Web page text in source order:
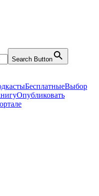
Search Button
БесплатныеВыбор
Опубликовать